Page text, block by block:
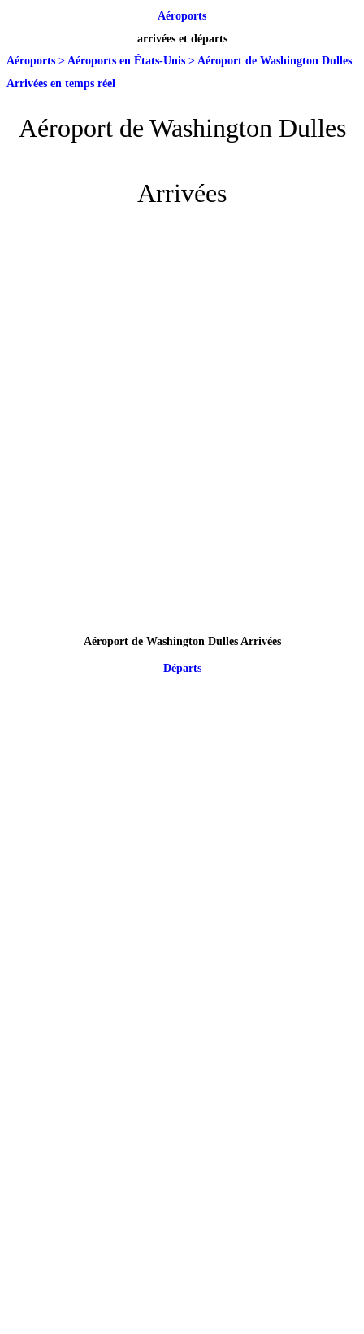
Aéroports
arrivées et départs
Aéroports > Aéroports en États-Unis > Aéroport de Washington Dulles
Arrivées en temps réel
Aéroport de Washington Dulles
Arrivées
Aéroport de Washington Dulles Arrivées
Départs